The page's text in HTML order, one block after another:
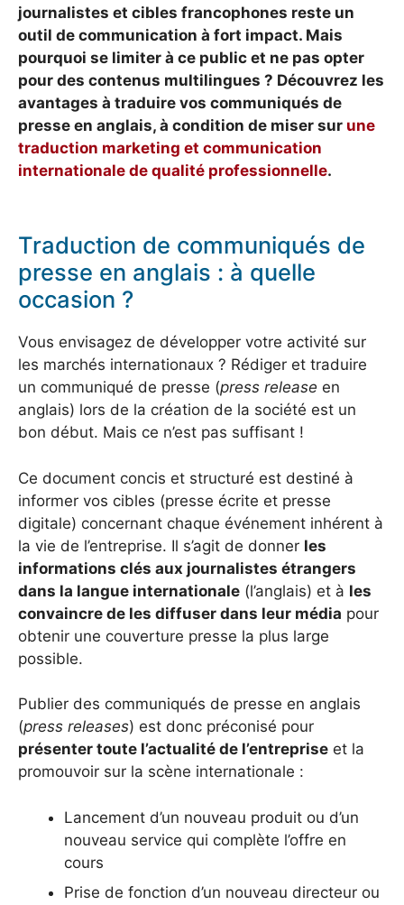
journalistes et cibles francophones reste un
outil de communication à fort impact. Mais
pourquoi se limiter à ce public et ne pas opter
pour des contenus multilingues ? Découvrez les
avantages à traduire vos communiqués de
presse en anglais, à condition de miser sur une
traduction marketing et communication
internationale de qualité professionnelle.
Traduction de communiqués de
presse en anglais : à quelle
occasion ?
Vous envisagez de développer votre activité sur
les marchés internationaux ? Rédiger et traduire
un communiqué de presse (press release en
anglais) lors de la création de la société est un
bon début. Mais ce n’est pas suffisant !
Ce document concis et structuré est destiné à
informer vos cibles (presse écrite et presse
digitale) concernant chaque événement inhérent à
la vie de l’entreprise. Il s’agit de donner les
informations clés aux journalistes étrangers
dans la langue internationale (l’anglais) et à les
convaincre de les diffuser dans leur média pour
obtenir une couverture presse la plus large
possible.
Publier des communiqués de presse en anglais
(press releases) est donc préconisé pour
présenter toute l’actualité de l’entreprise et la
promouvoir sur la scène internationale :
Lancement d’un nouveau produit ou d’un
nouveau service qui complète l’offre en
cours
Prise de fonction d’un nouveau directeur ou